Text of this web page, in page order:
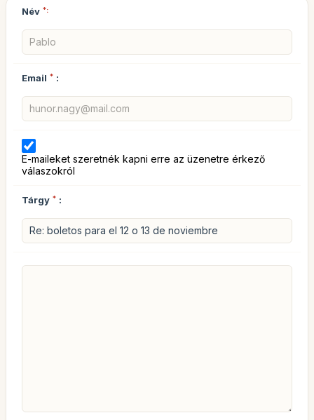
Név *:
Email * :
E-maileket szeretnék kapni erre az üzenetre érkező
válaszokról
Tárgy * :